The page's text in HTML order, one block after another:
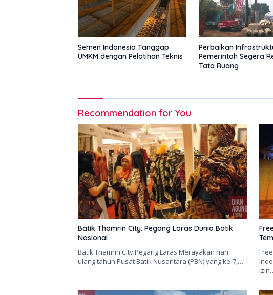
Semen Indonesia Tanggap
UMKM dengan Pelatihan Teknis
Perbaikan
Pemerintah Segera
Tata Ruang
Recommendation for You
Batik Thamrin City: Pegang Laras Dunia Batik
Nasional
Batik Thamrin City Pegang Laras Merayakan hari
ulang tahun Pusat Batik Nusantara (PBN) yang ke-7,…